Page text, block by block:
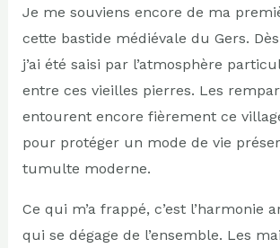
Je me souviens encore de ma
cette bastide médiévale du Gers.
j’ai été saisi par l’atmosphère
entre ces vieilles pierres. Les
entourent encore fièrement ce
pour protéger un mode de vie
tumulte moderne.
Ce qui m’a frappé, c’est l’harmonie
qui se dégage de l’ensemble. Les